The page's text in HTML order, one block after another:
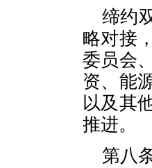
缔约
略对接
委员会
资、能
以及其
推进。
第八